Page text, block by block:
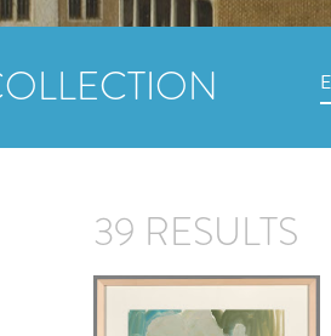
39 RESULTS